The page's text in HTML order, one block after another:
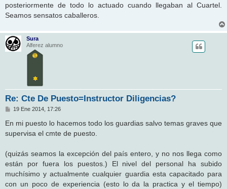
posteriormente de todo lo actuado cuando llegaban al Cuartel.
Seamos sensatos caballeros.
Sura
Alferez alumno
Re: Cte De Puesto=Instructor Diligencias?
M
n
a
19 Ene 2014, 17:26
En mi puesto lo hacemos todo los guardias salvo temas graves que
supervisa el cmte de puesto.
(quizás seamos la excepción del país entero, y no nos llega como
están por fuera los puestos.) El nivel del personal ha subido
muchísimo y actualmente cualquier guardia esta capacitado para
con un poco de experiencia (esto lo da la practica y el tiempo)